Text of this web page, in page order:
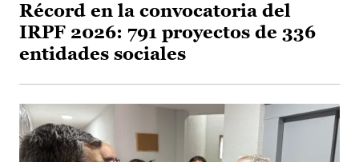
Récord en la convocatoria del
IRPF 2026: 791 proyectos de 336
entidades sociales